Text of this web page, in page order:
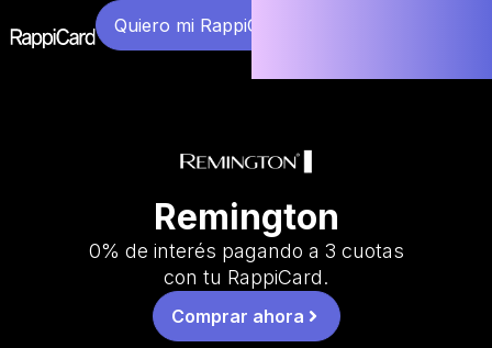
Quiero mi RappiCard
Remington
0% de interés pagando a 3 cuotas
con tu RappiCard.
Comprar ahora